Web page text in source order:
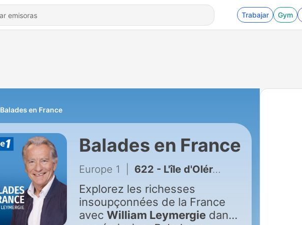
Trabajar Gym
Balades en France
Balades en France
Europe 1 622 - L'île d'Oléron – Dax – Jouarre – Le Havre – Parcé-sur-Sarthe – Vichy – Montignac-Lascaux – Le lac de Malsaucy – Le Haras national du Pin – Cambo-les-Bains – Roanne.
Explorez les richesses
insoupçonnées de la France
avec William Leymergiedans